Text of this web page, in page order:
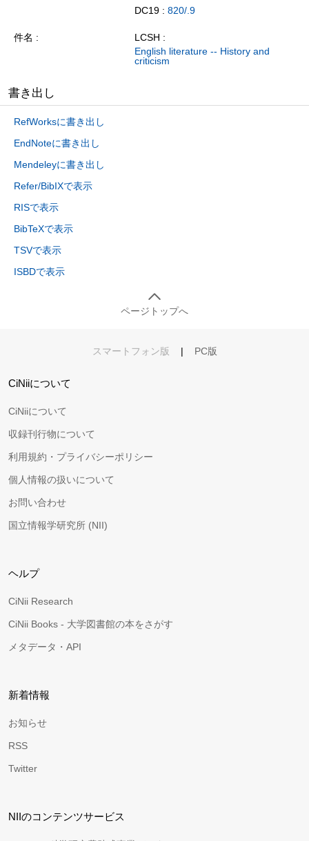
DC19 : 820/.9
件名
LCSH :
English literature -- History and
criticism
書き出し
RefWorksに書き出し
EndNoteに書き出し
Mendeleyに書き出し
Refer/BibIXで表示
RISで表示
BibTeXで表示
TSVで表示
ISBDで表示
ページトップへ
スマートフォン版 | PC版
CiNiiについて
CiNiiについて
収録刊行物について
利用規約・プライバシーポリシー
個人情報の扱いについて
お問い合わせ
国立情報学研究所 (NII)
ヘルプ
CiNii Research
CiNii Books - 大学図書館の本をさがす
メタデータ・API
新着情報
お知らせ
RSS
Twitter
NIIのコンテンツサービス